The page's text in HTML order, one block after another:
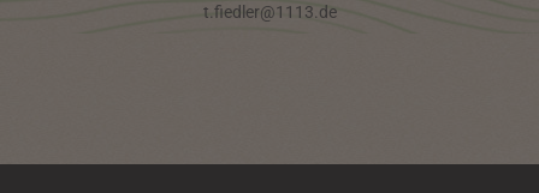
t.fiedler@1113.de